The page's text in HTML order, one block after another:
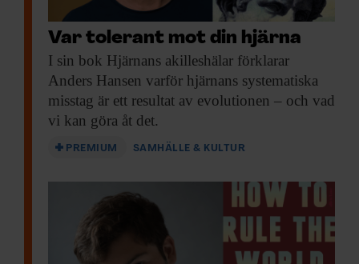
Var tolerant mot din hjärna
I sin bok Hjärnans akilleshälar förklarar
Anders Hansen varför hjärnans systematiska
misstag är ett resultat av evolutionen – och vad
vi kan göra åt det.
PREMIUM SAMHÄLLE & KULTUR